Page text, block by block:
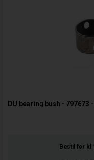
DU bearing bush - 797673
Bestil før kl